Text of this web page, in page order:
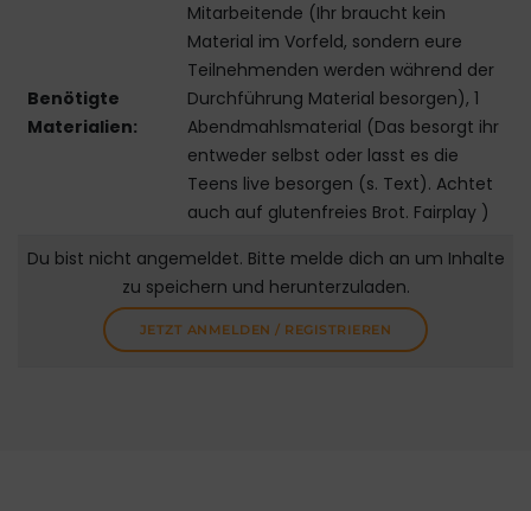
Benötigte
Materialien:
Mitarbeitende (Ihr braucht kein
Material im Vorfeld, sondern eure
Teilnehmenden werden während der
Durchführung Material besorgen), 1
Abendmahlsmaterial (Das besorgt ihr
entweder selbst oder lasst es die
Teens live besorgen (s. Text). Achtet
auch auf glutenfreies Brot. Fairplay )
Du bist nicht angemeldet. Bitte melde dich an um Inhalte
zu speichern und herunterzuladen.
JETZT ANMELDEN / REGISTRIEREN